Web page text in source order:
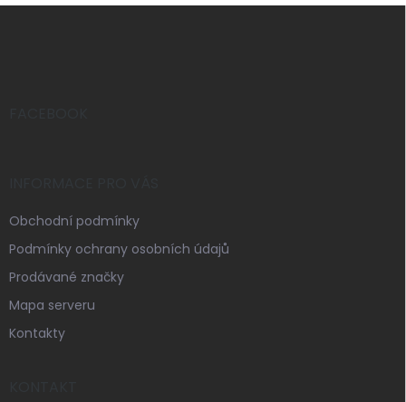
Z
Obchodní podmínky
Podmínky ochrany osobních údajů
Prodávané značky
Mapa serveru
Kontakty